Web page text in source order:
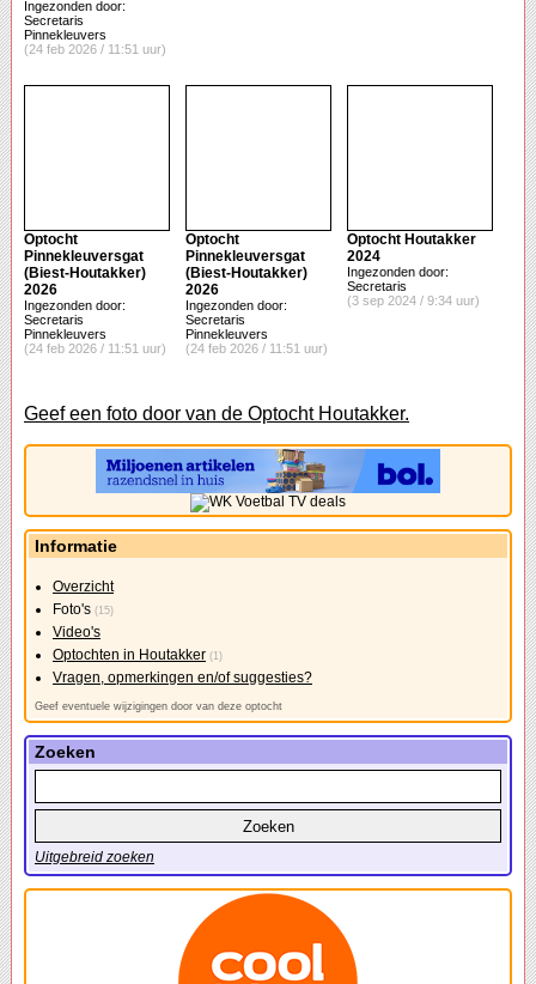
Ingezonden door:
Secretaris
Pinnekleuvers
(24 feb 2026 / 11:51 uur)
Optocht
Pinnekleuversgat
(Biest-Houtakker)
2026
Ingezonden door:
Secretaris
Pinnekleuvers
(24 feb 2026 / 11:51 uur)
Optocht
Pinnekleuversgat
(Biest-Houtakker)
2026
Ingezonden door:
Secretaris
Pinnekleuvers
(24 feb 2026 / 11:51 uur)
Optocht Houtakker
2024
Ingezonden door:
Secretaris
(3 sep 2024 / 9:34 uur)
Geef een foto door van de Optocht Houtakker.
Informatie
Overzicht
Foto's (15)
Video's
Optochten in Houtakker (1)
Vragen, opmerkingen en/of suggesties?
Geef eventuele wijzigingen door van deze optocht
Zoeken
Uitgebreid zoeken